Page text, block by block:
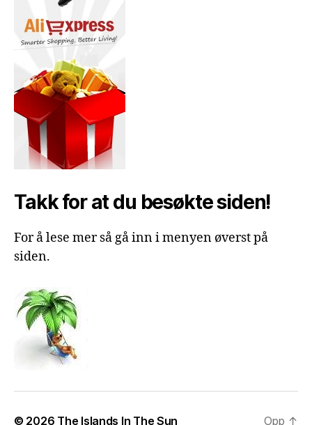
Takk for at du besøkte siden!
For å lese mer så gå inn i menyen øverst på
siden.
© 2026 The Islands In The Sun Opp ↑